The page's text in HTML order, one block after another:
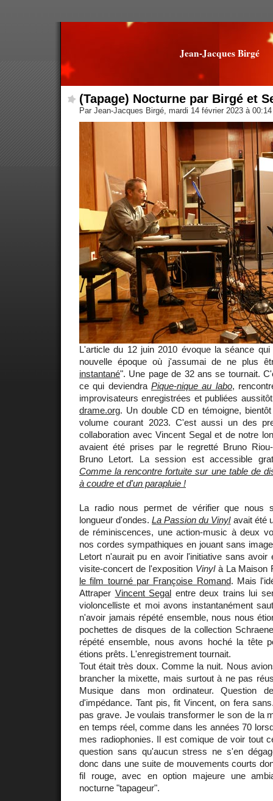
Jean-Jacques Birgé
(Tapage) Nocturne par Birgé et
Par Jean-Jacques Birgé, mardi 14 février 2023 à
L'article du 12 juin 2010 évoque la séance
nouvelle époque où j'assumai de ne plus
instantané". Une page de 32 ans se tournait.
ce qui deviendra Pique-nique au labo,
improvisateurs enregistrées et publiées
drame.org. Un double CD en témoigne,
volume courant 2023. C'est aussi un des
collaboration avec Vincent Segal et de notre
avaient été prises par le regretté Bruno
Bruno Letort. La session est accessible
Comme la rencontre fortuite sur une table de
à coudre et d'un parapluie !
La radio nous permet de vérifier que nous
longueur d'ondes.La Passion du Vinylavait été
de réminiscences, une action-music à deux
nos cordes sympathiques en jouant sans
Letort n'aurait pu en avoir l'initiative sans avoir
visite-concert de l'exposition Vinylà La Maison
le film tourné par Françoise Romand. Mais
Attraper Vincent Segal entre deux trains lui
violoncelliste et moi avons instantanément
n'avoir jamais répété ensemble, nous nous
pochettes de disques de la collection
répété ensemble, nous avons hoché la tête
étions prêts. L'enregistrement tournait.
Tout était très doux. Comme la nuit. Nous
brancher la mixette, mais surtout à ne pas
Musique dans mon ordinateur. Question
d'impédance. Tant pis, fit Vincent, on fera
pas grave. Je voulais transformer le son de la
en temps réel, comme dans les années 70
mes radiophonies. Il est comique de voir tout
question sans qu'aucun stress ne s'en
donc dans une suite de mouvements courts
fil rouge, avec en option majeure une
nocturne "tapageur".